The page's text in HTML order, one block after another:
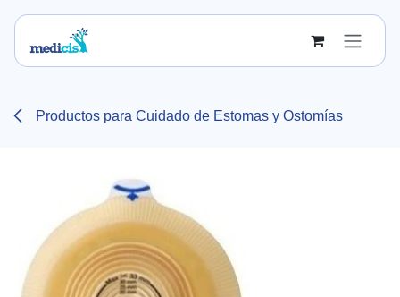
Productos para Cuidado de Estomas y Ostomías